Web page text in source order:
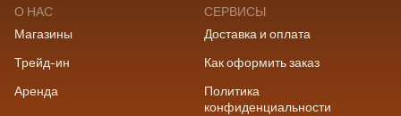
О НАС
Магазины
Трейд-ин
Аренда
СЕРВИСЫ
Доставка и оплата
Как оформить заказ
Политика
конфиденциальности